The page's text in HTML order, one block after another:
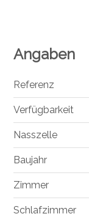
Angaben
Referenz
Verfügbarkeit
Nasszelle
Baujahr
Zimmer
Schlafzimmer